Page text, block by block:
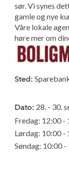
sør. Vi synes
gamle og nye
Våre lokale
høre mer om
Sted:
Dato: 28. - 30.
Fredag: 12:00 -
Lørdag: 10:00 -
Søndag: 10:00 -